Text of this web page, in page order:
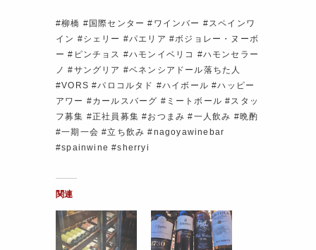
#柳橋 #国際センター #ワインバー #スペインワ
イン #シェリー #パエリア #ボジョレー・ヌーボ
ー #ピンチョス #ハモンイベリコ #ハモンセラー
ノ #サングリア #ベネンシアドール落ちた人
#VORS #パロコルタド #ハイボール #ハッピー
アワー #カールスバーグ #ミートボール #スタッ
フ募集 #正社員募集 #おつまみ #一人飲み #晩酌
#一期一会 #立ち飲み #nagoyawinebar
#spainwine #sherryi
関連